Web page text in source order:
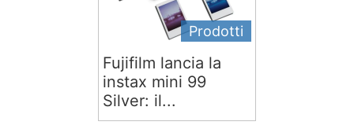
Prodotti
Fujifilm lancia la
instax mini 99
Silver: il...